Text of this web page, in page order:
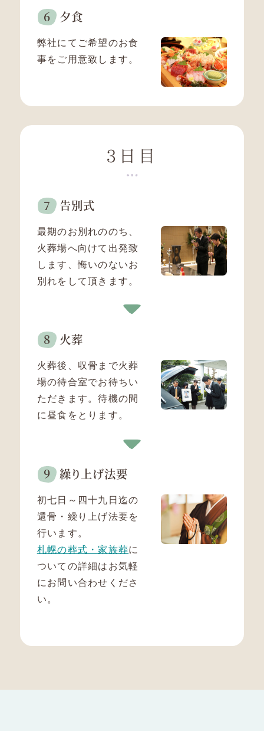
夕食
弊社にてご希望のお食
事をご用意致します。
3日目
告別式
最期のお別れののち、
火葬場へ向けて出発致
します、悔いのないお
別れをして頂きます。
火葬
火葬後、収骨まで火葬
場の待合室でお待ちい
ただきます。待機の間
に昼食をとります。
繰り上げ法要
初七日～四十九日迄の
還骨・繰り上げ法要を
行います。
札幌の葬式・家族葬に
ついての詳細はお気軽
にお問い合わせくださ
い。